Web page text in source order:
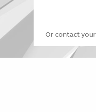
Or contact your